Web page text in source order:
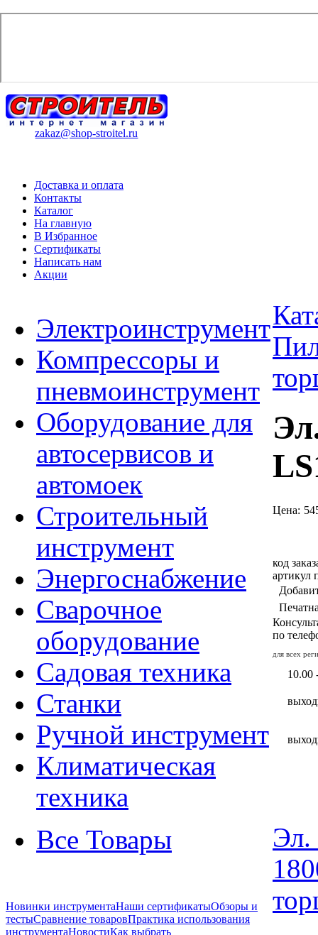
zakaz@shop-stroitel.ru
Доставка и оплата
Контакты
Каталог
На главную
В Избранное
Сертификаты
Написать нам
Акции
Электроинструмент
Компрессоры и
пневмоинструмент
Оборудование для
автосервисов и
автомоек
Строительный
инструмент
Энергоснабжение
Сварочное
оборудование
Садовая техника
Станки
Ручной инструмент
Климатическая
техника
Все Товары
Новинки инструментаНаши сертификатыОбзоры и
тестыСравнение товаровПрактика использования
инструментаНовостиКак выбрать
Цена:
код
артикул
по
для всех
10.00
Эл.